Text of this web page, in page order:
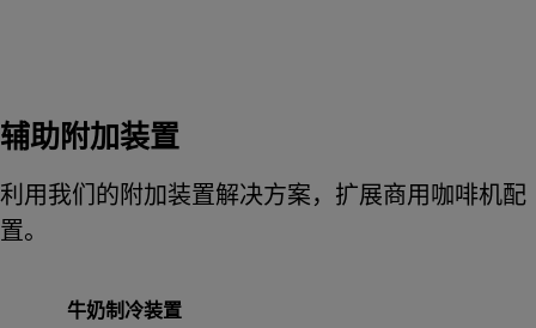
辅助附加装置
利用我们的附加装置解决方案，扩展商用咖啡机配
置。
牛奶制冷装置